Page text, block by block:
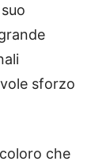
sforzo
che